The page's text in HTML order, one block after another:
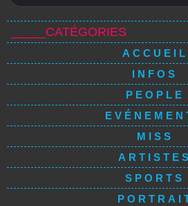
_____CATÉGORIES
ACCUEIL
INFOS
PEOPLE
MISS
ARTISTES
SPORTS